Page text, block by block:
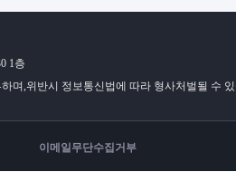
1층
며,위반시 정보통신법에 따라 형사처벌될 수
이메일무단수집거부